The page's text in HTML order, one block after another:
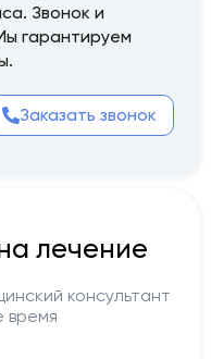
Звонок и
гарантируем
Заказать звонок
лечение
консультант
время